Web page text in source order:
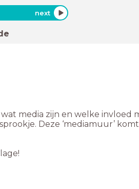
next
media zijn en welke invloed
Deze ‘mediamuur’